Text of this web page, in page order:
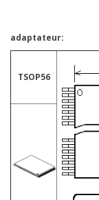
Boîtier(s)
adaptateur:
TSOP56